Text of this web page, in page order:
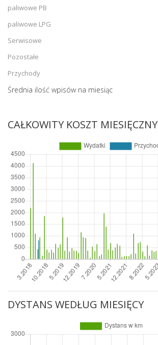
paliwowe PB
paliwowe LPG
Serwisowe
Pozostałe
Przychody
Średnia ilość wpisów na miesiąc
CAŁKOWITY KOSZT MIESIĘCZNY
DYSTANS WEDŁUG MIESIĘCY